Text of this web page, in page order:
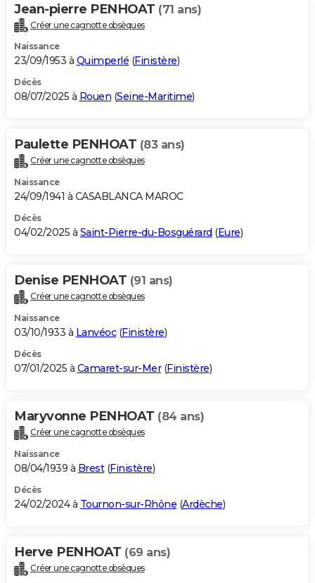
Jean-pierre PENHOAT (71 ans)
Créer une cagnotte obsèques
Naissance
23/09/1953 à Quimperlé (Finistère)
Décès
08/07/2025 à Rouen (Seine-Maritime)
Paulette PENHOAT (83 ans)
Créer une cagnotte obsèques
Naissance
24/09/1941 à CASABLANCA MAROC
Décès
04/02/2025 à Saint-Pierre-du-Bosguérard (Eure)
Denise PENHOAT (91 ans)
Créer une cagnotte obsèques
Naissance
03/10/1933 à Lanvéoc(Finistère)
Décès
07/01/2025 à Camaret-sur-Mer(Finistère)
Maryvonne PENHOAT (84 ans)
Créer une cagnotte obsèques
Naissance
08/04/1939 à Brest(Finistère)
Décès
24/02/2024 à Tournon-sur-Rhône (Ardèche)
Herve PENHOAT (69 ans)
Créer une cagnotte obsèques